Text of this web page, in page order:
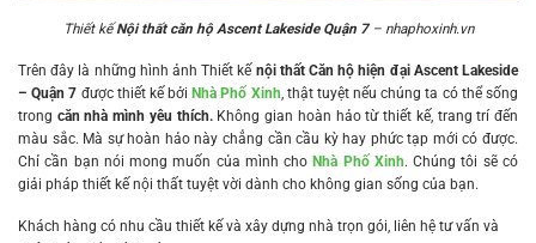
Thiết kếNội thất căn hộ Ascent Lakeside Quận 7 – nhaphoxinh.vn
Trên đây là những hình ảnh Thiết kế nội thất Căn hộ hiện đại Ascent Lakeside
– Quận 7 được thiết kế bởi Nhà Phố Xinh, thật tuyệt nếu chúng ta có thể sống
trong căn nhà mình yêu thích. Không gian hoàn hảo từ thiết kế, trang trí đến
màu sắc. Mà sự hoàn hảo này chẳng cần cầu kỳ hay phức tạp mới có được.
Chỉ cần bạn nói mong muốn của mình cho Nhà Phố Xinh. Chúng tôi sẽ có
giải pháp thiết kế nội thất tuyệt vời dành cho không gian sống của bạn.
Khách hàng có nhu cầu thiết kế và xây dựng nhà trọn gói, liên hệ tư vấn và